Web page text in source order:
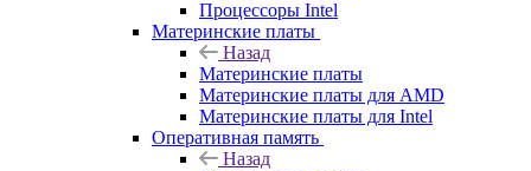
Процессоры Intel
Материнские платы
Назад
Материнские платы
Материнские платы для AMD
Материнские платы для Intel
Оперативная память
Назад